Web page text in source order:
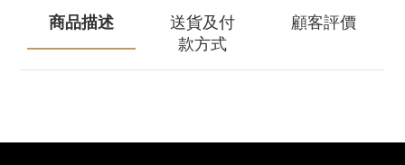
商品描述
送貨及付
款方式
顧客評價